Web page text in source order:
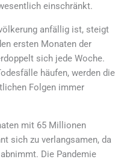
einschränkt.
anfällig ist, steigt
ersten Monaten der
sich jede Woche.
häufen, werden die
Folgen immer
mit 65 Millionen
sich zu verlangsamen, da
Die Pandemie